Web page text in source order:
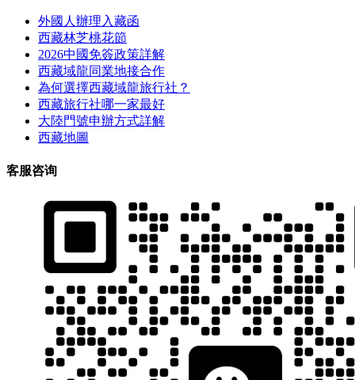
外國人辦理入藏函
西藏林芝桃花節
2026中國免簽政策詳解
西藏域龍同業地接合作
為何選擇西藏域龍旅行社？
西藏旅行社哪一家最好
大陸門號申辦方式詳解
西藏地圖
客服咨询